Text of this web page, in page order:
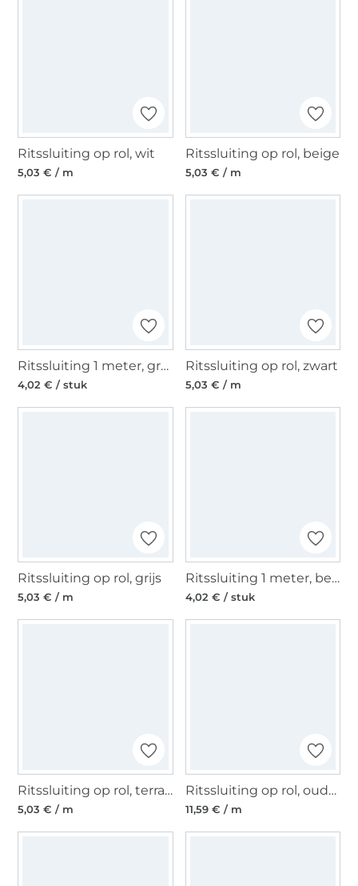
Ritssluiting op rol, wit
5,03 € / m
Ritssluiting op rol, beige
5,03 € / m
Ritssluiting 1 meter, greige/goudkleurig
4,02 € / stuk
Ritssluiting op rol, zwart
5,03 € / m
Ritssluiting op rol, grijs
5,03 € / m
Ritssluiting 1 meter, beige/goudkleurig
4,02 € / stuk
Ritssluiting op rol, terracotta
5,03 € / m
Ritssluiting op rol, oudroze
11,59 € / m